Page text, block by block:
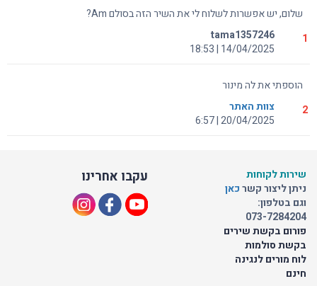
שלום, יש אפשרות לשלוח לי את השיר הזה בסולם Am?
tama1357246
14/04/2025 | 18:53
1
הוספתי את לה מינור
צוות האתר
20/04/2025 | 6:57
2
עקבו אחרינו
שירות לקוחות
ניתן ליצור קשרכאן
וגם בטלפון:
073-7284204
פורום בקשת שירים
בקשת סולמות
לוח מורים לנגינה
חינם